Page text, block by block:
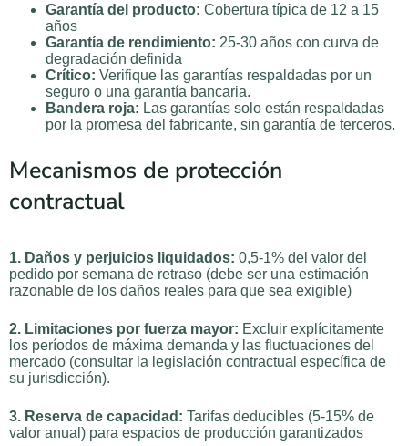
Garantía del producto: Cobertura típica de 12 a 15
años
Garantía de rendimiento: 25-30 años con curva de
degradación definida
Crítico: Verifique las garantías respaldadas por un
seguro o una garantía bancaria.
Bandera roja: Las garantías solo están respaldadas
por la promesa del fabricante, sin garantía de terceros.
Mecanismos de protección
contractual
1. Daños y perjuicios liquidados: 0,5-1% del valor del
pedido por semana de retraso (debe ser una estimación
razonable de los daños reales para que sea exigible)
2. Limitaciones por fuerza mayor: Excluir explícitamente
los períodos de máxima demanda y las fluctuaciones del
mercado (consultar la legislación contractual específica de
su jurisdicción).
3. Reserva de capacidad: Tarifas deducibles (5-15% de
valor anual) para espacios de producción garantizados